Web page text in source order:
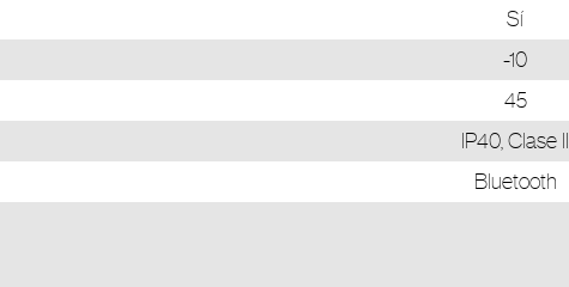
Sí
-10
45
IP40, Clase II
Bluetooth